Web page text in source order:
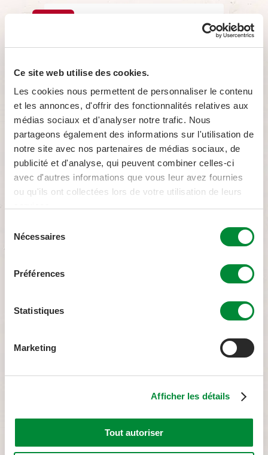
Ce site web utilise des cookies.
Les cookies nous permettent de personnaliser le contenu
et les annonces, d'offrir des fonctionnalités relatives aux
médias sociaux et d'analyser notre trafic. Nous
partageons également des informations sur l'utilisation de
notre site avec nos partenaires de médias sociaux, de
publicité et d'analyse, qui peuvent combiner celles-ci
avec d'autres informations que vous leur avez fournies
ou qu'ils ont collectées lors de votre utilisation de leurs
Nécessaires
Préférences
Statistiques
Marketing
Afficher les détails
Tout autoriser
Mango Carrot Ginger